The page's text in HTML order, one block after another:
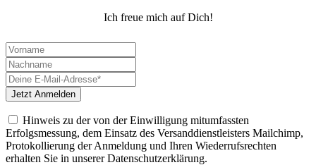
Ich freue mich auf Dich!
Hinweis zu der von der Einwilligung mitumfassten
Erfolgsmessung, dem Einsatz des Versanddienstleisters Mailchimp,
Protokollierung der Anmeldung und Ihren Wiederrufsrechten
erhalten Sie in unserer Datenschutzerklärung.